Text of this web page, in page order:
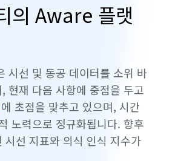
의 Aware 플랫
시선 및 동공 데이터를 소위 바
현재 다음 사항에 중점을 두고
에 초점을 맞추고 있으며, 시간
노력으로 정규화됩니다. 향후
시선 지표와 의식 인식 지수가